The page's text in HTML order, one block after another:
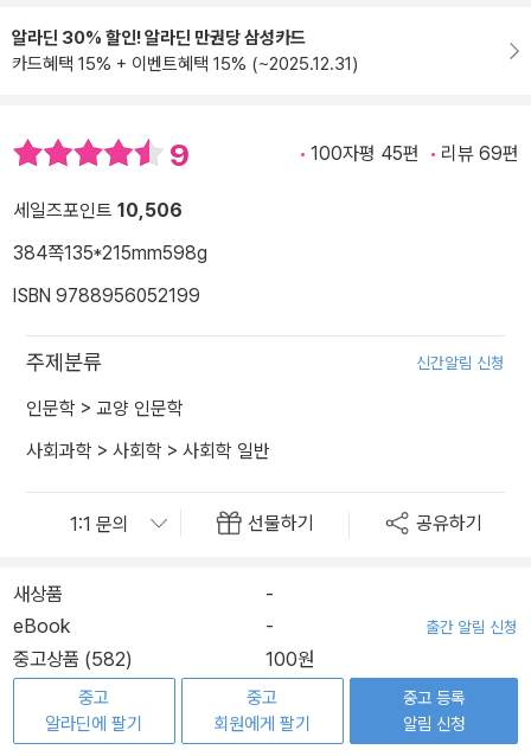
알라딘 30% 할인! 알라딘 만권당 삼성카드
카드혜택 15% + 이벤트혜택 15% (~2025.12.31)
9 100자평 45편 리뷰 69편
세일즈포인트 10,506
384쪽135*215mm598g
ISBN 9788956052199
주제분류 신간알림 신청
인문학 > 교양 인문학
사회과학 > 사회학 > 사회학 일반
선물하기 공유하기
새상품
-
eBook
- 출간 알림 신청
중고상품 (582) 100원
중고
알라딘에 팔기
중고
회원에게 팔기
중고 등록
알림 신청